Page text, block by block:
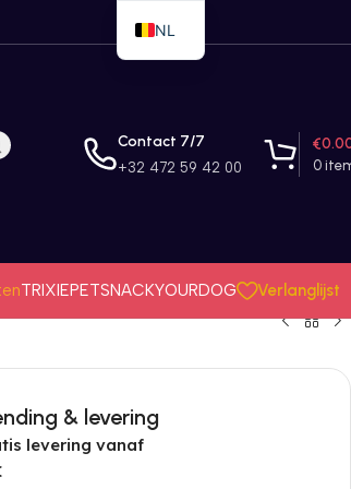
Contact 7/7
+32 472 59 42 00 0
€
TRIXIEPETSNACKYOURDOG
Verlanglijst
& levering
levering vanaf
NL
EN